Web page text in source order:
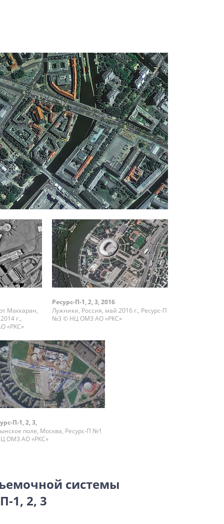
Маккаран,
г.,
«РКС»
Ресурс-П-1, 2, 3, 2016
Лужники, Россия, май 2016 г., Ресурс-П
№3 © НЦ ОМЗ АО «РКС»
П-1, 2, 3,
поле, Москва, Ресурс-П №1
ОМЗ АО «РКС»
системы
1, 2, 3